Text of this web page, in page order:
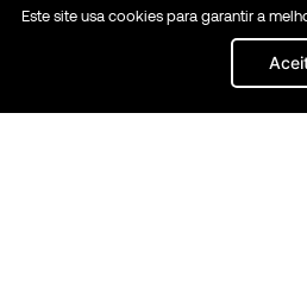
Este site usa cookies para garantir a